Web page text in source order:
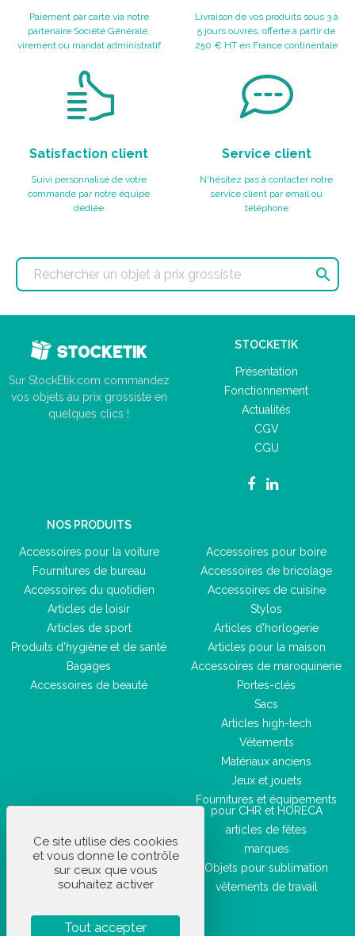
Paiement par carte via notre
partenaire Société Générale,
virement ou mandat administratif
Livraison de vos produits sous 3 à
5 jours ouvrés, offerte à partir de
250 € HT en France continentale
Satisfaction client
Suivi personnalisé de votre
commande par notre équipe
dédiée
Service client
N'hésitez pas à contacter notre
service client par email ou
téléphone

Sur StockEtik.com commandez
vos objets au prix grossiste en
quelques clics !
STOCKETIK
Présentation
Fonctionnement
Actualités
CGV
CGU
NOS PRODUITS
Accessoires pour la voiture
Fournitures de bureau
Accessoires du quotidien
Articles de loisir
Articles de sport
Produits d'hygiène et de santé
Bagages
Accessoires de beauté
Accessoires pour boire
Accessoires de bricolage
Accessoires de cuisine
Stylos
Articles d'horlogerie
Articles pour la maison
Accessoires de maroquinerie
Portes-clés
Sacs
Articles high-tech
Vêtements
Matériaux anciens
Jeux et jouets
Fournitures et équipements
pour CHR et HORECA
articles de fêtes
marques
Objets pour sublimation
vêtements de travail
Ce site utilise des cookies
et vous donne le contrôle
sur ceux que vous
souhaitez activer
Tout accepter